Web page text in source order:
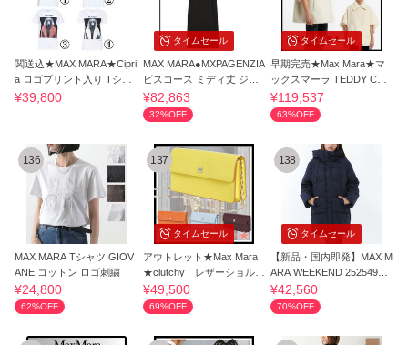
関送込★MAX MARA★Cipri
a ロゴプリント入り Tシャ
ツ
¥39,800
タイムセール
MAX MARA●MXPAGENZIA
ビスコース ミディ丈 ジャ
ージー ドレス
¥82,863
32%OFF
タイムセール
早期完売★Max Mara★マ
ックスマーラ TEDDY CAP
E TEBE ケープ
¥119,537
63%OFF
136
MAX MARA Tシャツ GIOV
ANE コットン ロゴ刺繍
¥24,800
62%OFF
タイムセール
137
アウトレット★Max Mara
★clutchy レザーショルダ
ーバッグ
¥49,500
69%OFF
タイムセール
138
【新品・国内即発】MAX M
ARA WEEKEND 25254960
21600 025 ダウン
¥42,560
70%OFF